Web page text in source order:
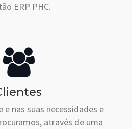
ERP PHC.
e nas suas necessidades e
através de uma